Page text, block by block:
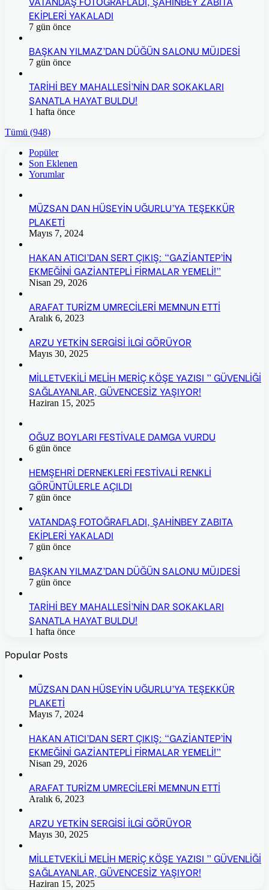
EKİPLERİ YAKALADI
7 gün önce
BAŞKAN YILMAZ’DAN DÜĞÜN SALONU MÜJDESİ
7 gün önce
TARİHİ BEY MAHALLESİ’NİN DAR SOKAKLARI
SANATLA HAYAT BULDU!
1 hafta önce
Tümü (948)
Popüler
Son Eklenen
Yorumlar
MÜZSAN DAN HÜSEYİN UĞURLU’YA TEŞEKKÜR
PLAKETİ
Mayıs 7, 2024
HAKAN ATICI’DAN SERT ÇIKIŞ: “GAZİANTEP’İN
EKMEĞİNİ GAZİANTEPLİ FİRMALAR YEMELİ!”
Nisan 29, 2026
ARAFAT TURİZM UMRECİLERİ MEMNUN ETTİ
Aralık 6, 2023
ARZU YETKİN SERGİSİ İLGİ GÖRÜYOR
Mayıs 30, 2025
MİLLETVEKİLİ MELİH MERİÇ KÖŞE YAZISI ” GÜVENLİĞİ
SAĞLAYANLAR, GÜVENCESİZ YAŞIYOR!
Haziran 15, 2025
OĞUZ BOYLARI FESTİVALE DAMGA VURDU
6 gün önce
HEMŞEHRİ DERNEKLERİ FESTİVALİ RENKLİ
GÖRÜNTÜLERLE AÇILDI
7 gün önce
VATANDAŞ FOTOĞRAFLADI, ŞAHİNBEY ZABITA
EKİPLERİ YAKALADI
7 gün önce
BAŞKAN YILMAZ’DAN DÜĞÜN SALONU MÜJDESİ
7 gün önce
TARİHİ BEY MAHALLESİ’NİN DAR SOKAKLARI
SANATLA HAYAT BULDU!
1 hafta önce
Popular Posts
MÜZSAN DAN HÜSEYİN UĞURLU’YA TEŞEKKÜR
PLAKETİ
Mayıs 7, 2024
HAKAN ATICI’DAN SERT ÇIKIŞ: “GAZİANTEP’İN
EKMEĞİNİ GAZİANTEPLİ FİRMALAR YEMELİ!”
Nisan 29, 2026
ARAFAT TURİZM UMRECİLERİ MEMNUN ETTİ
Aralık 6, 2023
ARZU YETKİN SERGİSİ İLGİ GÖRÜYOR
Mayıs 30, 2025
MİLLETVEKİLİ MELİH MERİÇ KÖŞE YAZISI ” GÜVENLİĞİ
SAĞLAYANLAR, GÜVENCESİZ YAŞIYOR!
Haziran 15, 2025